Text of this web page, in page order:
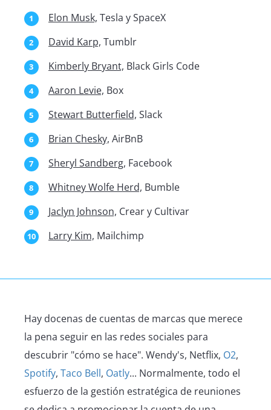
Elon Musk, Tesla y SpaceX
David Karp, Tumblr
Kimberly Bryant, Black Girls Code
Aaron Levie, Box
Stewart Butterfield, Slack
Brian Chesky, AirBnB
Sheryl Sandberg, Facebook
Whitney Wolfe Herd, Bumble
Jaclyn Johnson, Crear y Cultivar
Larry Kim, Mailchimp
Hay docenas de cuentas de marcas que merece
la pena seguir en las redes sociales para
descubrir "cómo se hace". Wendy's, Netflix, O2,
Spotify, Taco Bell, Oatly... Normalmente, todo el
esfuerzo de la gestión estratégica de reuniones